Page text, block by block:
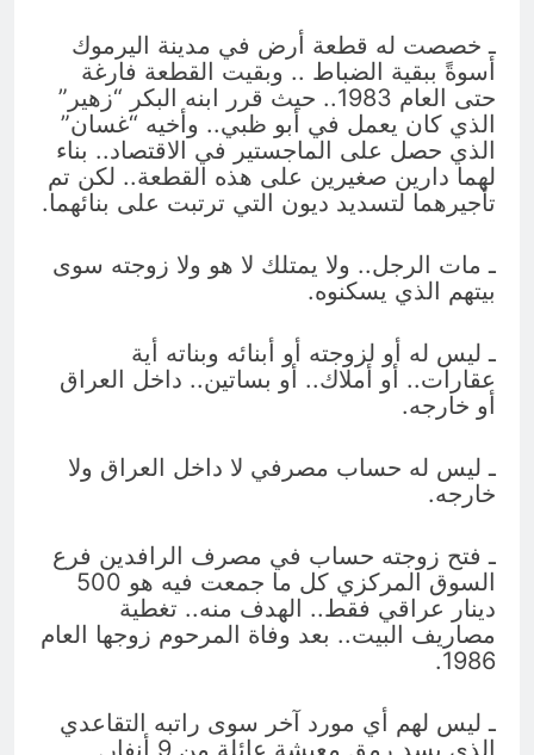
ـ خصصت له قطعة أرض في مدينة اليرموك
أسوةً ببقية الضباط .. وبقيت القطعة فارغة
حتى العام 1983.. حيث قرر ابنه البكر “زهير”
الذي كان يعمل في أبو ظبي.. وأخيه “غسان”
الذي حصل على الماجستير في الاقتصاد.. بناء
لهما دارين صغيرين على هذه القطعة.. لكن تم
تأجيرهما لتسديد ديون التي ترتبت على بنائهما.
ـ مات الرجل.. ولا يمتلك لا هو ولا زوجته سوى
بيتهم الذي يسكنوه.
ـ ليس له أو لزوجته أو أبنائه وبناته أية
عقارات.. أو أملاك.. أو بساتين.. داخل العراق
أو خارجه.
ـ ليس له حساب مصرفي لا داخل العراق ولا
خارجه.
ـ فتح زوجته حساب في مصرف الرافدين فرع
السوق المركزي كل ما جمعت فيه هو 500
دينار عراقي فقط.. الهدف منه.. تغطية
مصاريف البيت.. بعد وفاة المرحوم زوجها العام
1986.
ـ ليس لهم أي مورد آخر سوى راتبه التقاعدي
الذي يسد رمق معيشة عائلة من 9 أنفار.